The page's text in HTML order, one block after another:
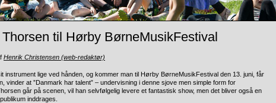
til Hørby BørneMusikFestival
Henrik Christensen (web-redaktør)
instrument lige ved hånden, og kommer man til Hørby BørneMusikFestival den 13. juni, får
vinder at ”Danmark har talent” – undervisning i denne sjove men simple form for
går på scenen, vil han selvfølgelig levere et fantastisk show, men det bliver også en
inddrages.